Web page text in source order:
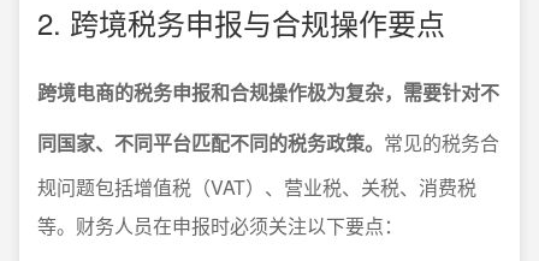
2. 跨境税务申报与合规操作要点
跨境电商的税务申报和合规操作极为复杂，需要针对不
同国家、不同平台匹配不同的税务政策。 常见的税务合
规问题包括增值税（VAT）、营业税、关税、消费税
等。财务人员在申报时必须关注以下要点：